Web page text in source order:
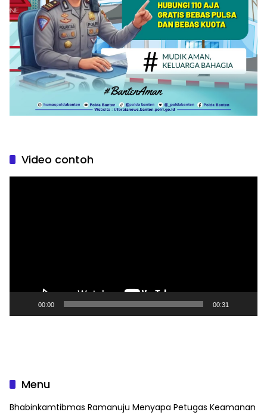
Video contoh
00:00 00:31
Menu
Bhabinkamtibmas Ramanuju Menyapa Petugas Keamanan